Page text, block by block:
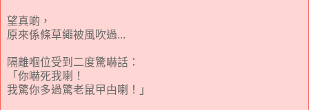
望真啲，
原來係條草繩被風吹過...
隔離嗰位受到二度驚嚇話：
「你嚇死我喇！
我驚你多過驚老鼠曱甴喇！」